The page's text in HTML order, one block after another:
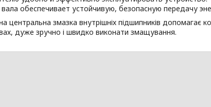
вала обеспечивает устойчивую, безопасную передачу
центральна змазка внутрішніх підшипників допомагає
дуже зручно і швидко виконати змащування.